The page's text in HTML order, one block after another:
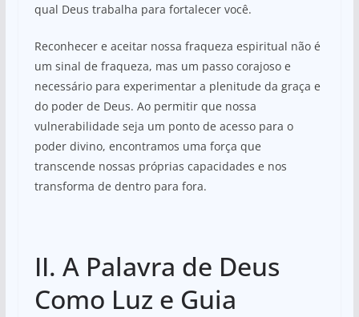
qual Deus trabalha para fortalecer você.
Reconhecer e aceitar nossa fraqueza espiritual não é
um sinal de fraqueza, mas um passo corajoso e
necessário para experimentar a plenitude da graça e
do poder de Deus. Ao permitir que nossa
vulnerabilidade seja um ponto de acesso para o
poder divino, encontramos uma força que
transcende nossas próprias capacidades e nos
transforma de dentro para fora.
II. A Palavra de Deus
Como Luz e Guia